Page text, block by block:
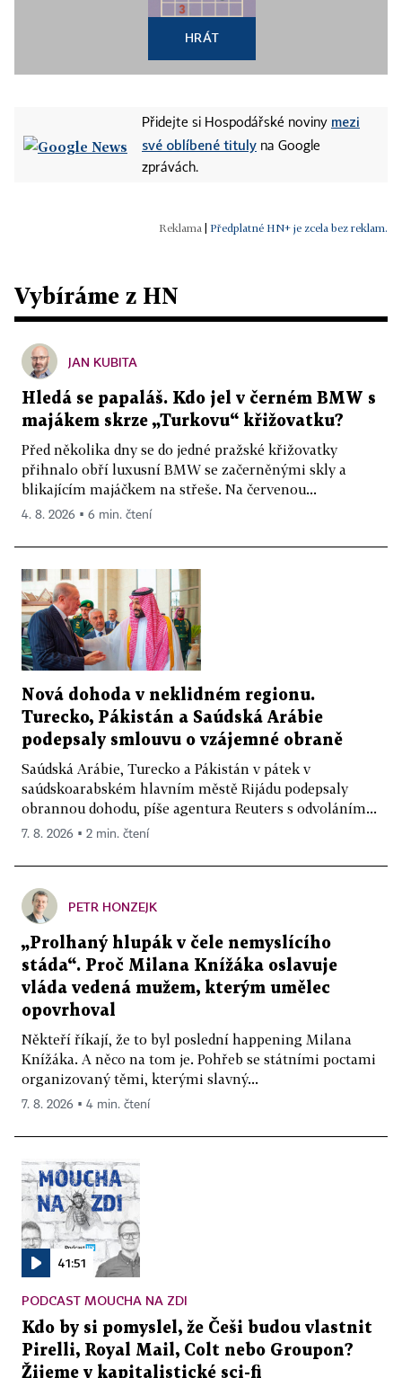
HRÁT
Přidejte si Hospodářské noviny mezi
své oblíbené tituly na Google
zprávách.
Předplatné HN+ je zcela bez reklam.
Vybíráme z HN
JAN KUBITA
Hledá se papaláš. Kdo jel v černém BMW s
majákem skrze „Turkovu“ křižovatku?
Před několika dny se do jedné pražské křižovatky
přihnalo obří luxusní BMW se začerněnými skly a
blikajícím majáčkem na střeše. Na červenou...
4. 8. 2026 ▪ 6 min. čtení
Nová dohoda v neklidném regionu.
Turecko, Pákistán a Saúdská Arábie
podepsaly smlouvu o vzájemné obraně
Saúdská Arábie, Turecko a Pákistán v pátek v
saúdskoarabském hlavním městě Rijádu podepsaly
obrannou dohodu, píše agentura Reuters s odvoláním...
7. 8. 2026 ▪ 2 min. čtení
PETR HONZEJK
„Prolhaný hlupák v čele nemyslícího
stáda“. Proč Milana Knížáka oslavuje
vláda vedená mužem, kterým umělec
opovrhoval
Někteří říkají, že to byl poslední happening Milana
Knížáka. A něco na tom je. Pohřeb se státními poctami
organizovaný těmi, kterými slavný...
7. 8. 2026 ▪ 4 min. čtení
41:51
PODCAST MOUCHA NA ZDI
Kdo by si pomyslel, že Češi budou vlastnit
Pirelli, Royal Mail, Colt nebo Groupon?
Žijeme v kapitalistické sci-fi